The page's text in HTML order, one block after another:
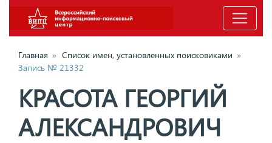
Главная » Список имен, установленных поисковиками »
Запись № 21332
КРАСОТА ГЕОРГИЙ
АЛЕКСАНДРОВИЧ